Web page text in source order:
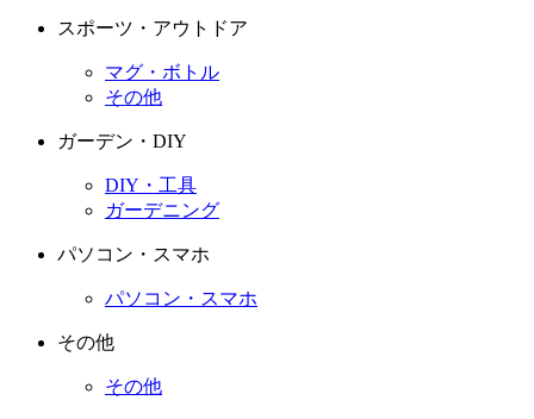
スポーツ・アウトドア
マグ・ボトル
その他
ガーデン・DIY
DIY・工具
ガーデニング
パソコン・スマホ
パソコン・スマホ
その他
その他